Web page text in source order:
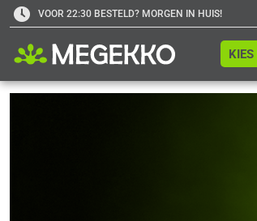
VOOR 22:30 BESTELD? MORGEN IN HUIS!
KIES